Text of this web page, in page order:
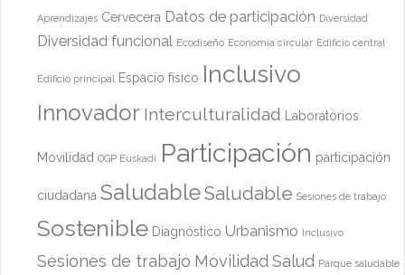
Aprendizajes Cervecera Datos de participación Diversidad
Diversidad funcional Ecodiseño Economía circular Edificio central
Edificio principal Espacio físico Inclusivo
Innovador Interculturalidad Laboratorios
Movilidad OGP Euskadi Participación participación
ciudadana SaludableSaludable Sesiones de trabajo
Sostenible Diagnóstico Urbanismo Inclusivo
Sesiones de trabajo MovilidadSalud Parque saludable